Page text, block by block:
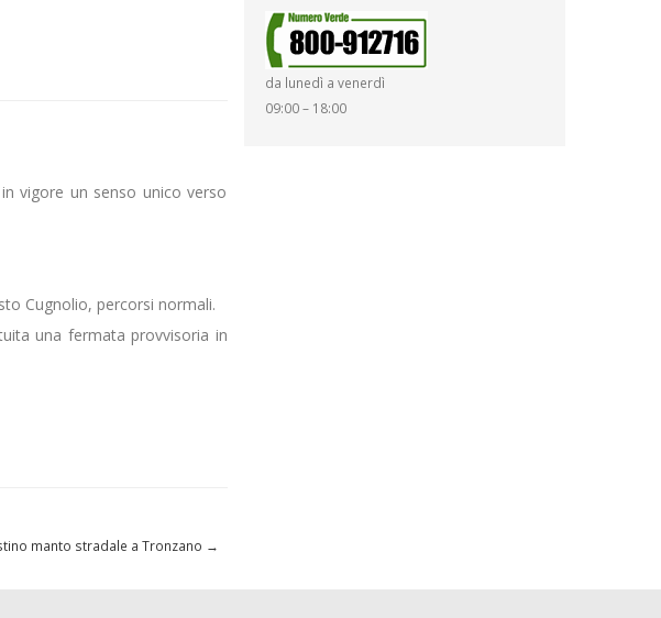
vigore un senso unico verso
Cugnolio, percorsi normali.
una fermata provvisoria in
manto stradale a Tronzano →
da lunedì a venerdì
09:00 – 18:00